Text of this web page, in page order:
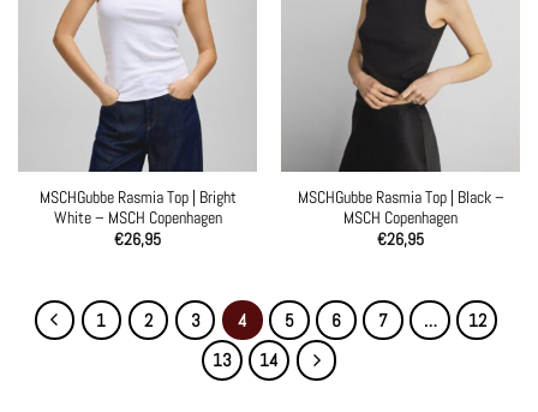
MSCHGubbe Rasmia Top | Bright
White – MSCH Copenhagen
€26,95
MSCHGubbe Rasmia Top | Black –
MSCH Copenhagen
€26,95
1 2 3 4 5 6 7 …
12
13
14